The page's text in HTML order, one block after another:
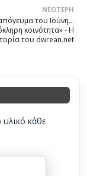
ΝΕΌΤΕΡΗ
του Ιούνη…
κοινότητα» - Η
του dwrean.net
κάθε